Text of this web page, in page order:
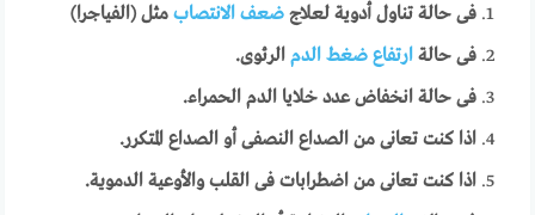
فى حالة تناول أدوية لعلاجضعف الانتصاب مثل (الفياجرا)
فى حالةارتفاع ضغط الدم الرئوى.
فى حالة انخفاض عدد خلايا الدم الحمراء.
اذا كنت تعانى من الصداع النصفى أو الصداع المتكرر.
اذا كنت تعانى من اضطرابات فى القلب والأوعية الدموية.